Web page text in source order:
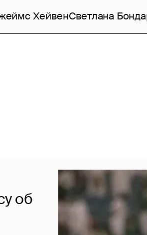
ХейвенСветлана
об